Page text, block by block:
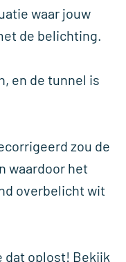
waar jouw
de belichting.
en de tunnel is
zou de
waardoor het
overbelicht wit
dat oplost! Bekijk